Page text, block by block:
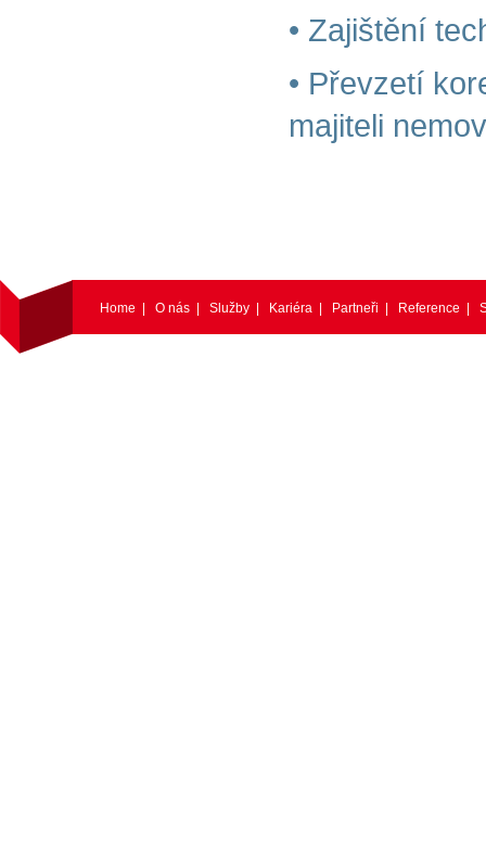
• Zajištění
• Převzetí
majiteli
Home O nás Služby Kariéra Partneři Reference